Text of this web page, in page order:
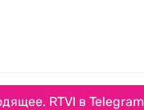
RTVI в Telegram